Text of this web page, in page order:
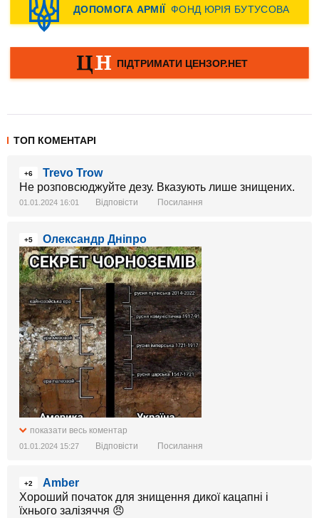
ТОП КОМЕНТАРІ
+6
Trevo Trow
Не розповсюджуйте дезу. Вказують лише знищених.
01.01.2024 16:01 Відповісти Посилання
+5 Олександр Дніпро
показати весь коментар
01.01.2024 15:27 Відповісти Посилання
+2
Amber
Хороший початок для знищення дикої кацапні і
їхнього залізяччя 😠